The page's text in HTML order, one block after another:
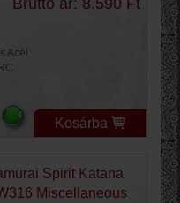
Bruttó ár: 8.590 Ft
Acél
Kosárba
Spirit Katana
Miscellaneous